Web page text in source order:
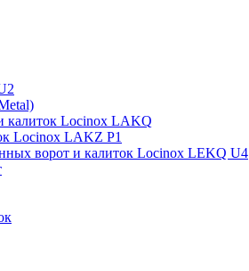
калиток Locinox LAKQ
Locinox LAKZ P1
ворот и калиток Locinox LEKQ U4